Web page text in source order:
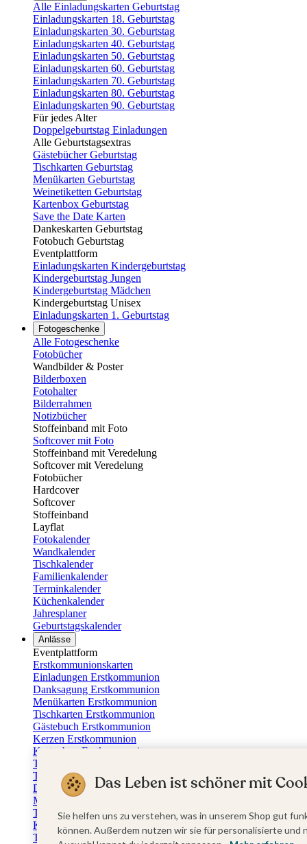
Alle Einladungskarten Geburtstag
Einladungskarten 18. Geburtstag
Einladungskarten 30. Geburtstag
Einladungskarten 40. Geburtstag
Einladungskarten 50. Geburtstag
Einladungskarten 60. Geburtstag
Einladungskarten 70. Geburtstag
Einladungskarten 80. Geburtstag
Einladungskarten 90. Geburtstag
Für jedes Alter
Doppelgeburtstag Einladungen
Alle Geburtstagsextras
Gästebücher Geburtstag
Tischkarten Geburtstag
Menükarten Geburtstag
Weinetiketten Geburtstag
Kartenbox Geburtstag
Save the Date Karten
Dankeskarten Geburtstag
Fotobuch Geburtstag
Eventplattform
Einladungskarten Kindergeburtstag
Kindergeburtstag Jungen
Kindergeburtstag Mädchen
Kindergeburtstag Unisex
Einladungskarten 1. Geburtstag
Fotogeschenke
Alle Fotogeschenke
Fotobücher
Wandbilder & Poster
Bilderboxen
Fotohalter
Bilderrahmen
Notizbücher
Stoffeinband mit Foto
Softcover mit Foto
Stoffeinband mit Veredelung
Softcover mit Veredelung
Fotobücher
Hardcover
Softcover
Stoffeinband
Layflat
Fotokalender
Wandkalender
Tischkalender
Familienkalender
Terminkalender
Küchenkalender
Jahresplaner
Geburtstagskalender
Anlässe
Eventplattform
Erstkommunionskarten
Einladungen Erstkommunion
Danksagung Erstkommunion
Menükarten Erstkommunion
Tischkarten Erstkommunion
Gästebuch Erstkommunion
Kerzen Erstkommunion
Kartenbox Erstkommunion
Taufkarten
Taufeinladungen
Dankeskarten Taufe
Menükarten Taufe
Tischkarten Taufe
Kirchenheft Taufe
Taufkerzen
Das Leben ist schöner mit
Sie helfen uns zu verstehen, was in unserem Shop gut
können. Außerdem nutzen wir sie für personalisierte